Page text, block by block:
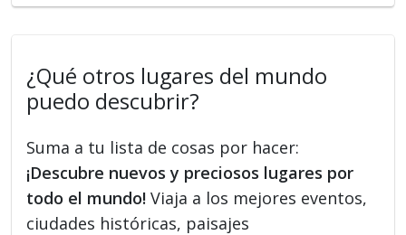
¿Qué otros lugares del mundo
puedo descubrir?
Suma a tu lista de cosas por hacer:
¡Descubre nuevos y preciosos lugares por
todo el mundo! Viaja a los mejores eventos,
ciudades históricas, paisajes